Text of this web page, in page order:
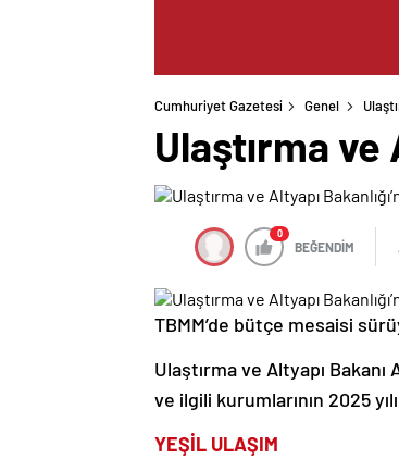
Cumhuriyet Gazetesi Genel
Ulaştırma ve
0
BEĞENDİM
TBMM’de bütçe mesaisi
Ulaştırma ve Altyapı
ve ilgili kurumlarının 2025
YEŞİL ULAŞIM